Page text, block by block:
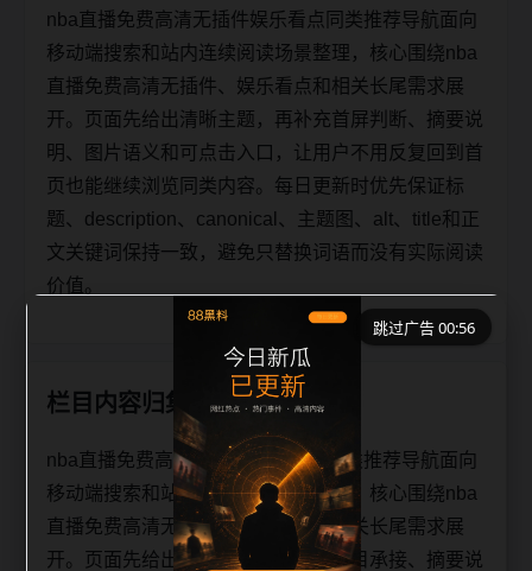
nba直播免费高清无插件娱乐看点同类推荐导航面向
移动端搜索和站内连续阅读场景整理，核心围绕nba
直播免费高清无插件、娱乐看点和相关长尾需求展
开。页面先给出清晰主题，再补充首屏判断、摘要说
明、图片语义和可点击入口，让用户不用反复回到首
页也能继续浏览同类内容。每日更新时优先保证标
题、description、canonical、主题图、alt、title和正
文关键词保持一致，避免只替换词语而没有实际阅读
价值。
栏目内容归集
nba直播免费高清无插件娱乐看点同类推荐导航面向
移动端搜索和站内连续阅读场景整理，核心围绕nba
直播免费高清无插件、娱乐看点和相关长尾需求展
开。页面先给出清晰主题，再补充栏目承接、摘要说
跳过广告 00:56